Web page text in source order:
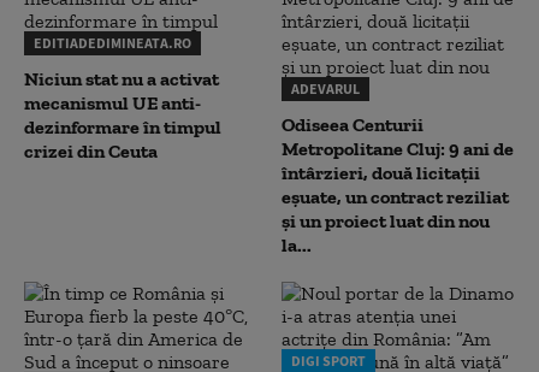
EDITIADEDIMINEATA.RO
Niciun stat nu a activat
mecanismul UE anti-
dezinformare în timpul
crizei din Ceuta
ADEVARUL
Odiseea Centurii
Metropolitane Cluj: 9 ani de
întârzieri, două licitații
eșuate, un contract reziliat
și un proiect luat din nou
la...
DIGI SPORT